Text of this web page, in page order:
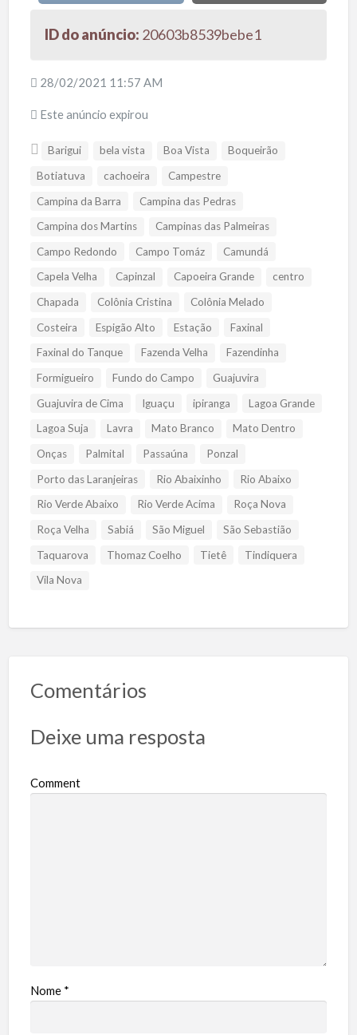
ID do anúncio: 20603b8539bebe1
28/02/2021 11:57 AM
Este anúncio expirou
Barigui bela vista Boa Vista
Boqueirão
Botiatuva
cachoeira
Campestre
Campina da Barra
Campina das Pedras
Campina dos Martins
Campinas das Palmeiras
Campo Redondo
Campo Tomáz
Camundá
Capela Velha
Capinzal Capoeira Grande
centro
Chapada
Colônia Cristina
Colônia Melado
Costeira
Espigão Alto Estação
Faxinal
Faxinal do Tanque
Fazenda Velha
Fazendinha
Formigueiro
Fundo do Campo
Guajuvira
Guajuvira de Cima
Iguaçu ipiranga
Lagoa Grande
Lagoa Suja
Lavra Mato Branco
Mato Dentro
Onças
Palmital Passaúna
Ponzal
Porto das Laranjeiras
Rio Abaixinho
Rio Abaixo
Rio Verde Abaixo
Rio Verde Acima
Roça Nova
Roça Velha
Sabiá São Miguel
São Sebastião
Taquarova
Thomaz Coelho Tietê
Tindiquera
Vila Nova
Comentários
Deixe uma resposta
Comment
Nome *